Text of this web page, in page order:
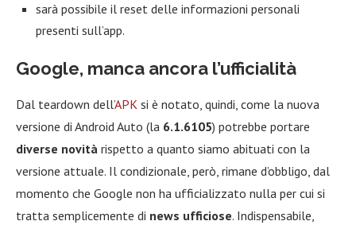
sarà possibile il reset delle informazioni personali
presenti sull’app.
Google, manca ancora l’ufficialità
Dal teardown dell’APK si è notato, quindi, come la nuova
versione di Android Auto (la 6.1.6105) potrebbe portare
diverse novità rispetto a quanto siamo abituati con la
versione attuale. Il condizionale, però, rimane d’obbligo, dal
momento che Google non ha ufficializzato nulla per cui si
tratta semplicemente di news ufficiose. Indispensabile,